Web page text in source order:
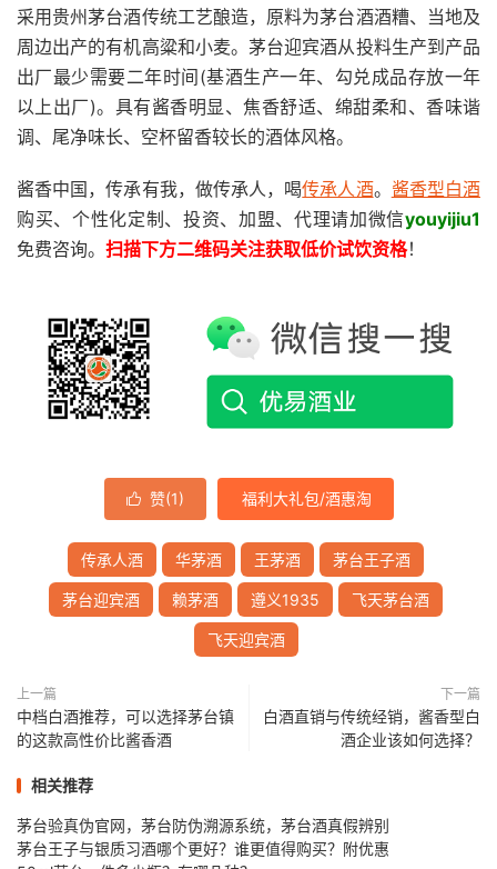
采用贵州茅台酒传统工艺酿造，原料为茅台酒酒糟、当地及
周边出产的有机高粱和小麦。茅台迎宾酒从投料生产到产品
出厂最少需要二年时间(基酒生产一年、勾兑成品存放一年
以上出厂)。具有酱香明显、焦香舒适、绵甜柔和、香味谐
调、尾净味长、空杯留香较长的酒体风格。
酱香中国，传承有我，做传承人，喝传承人酒。 酱香型白酒
购买、个性化定制、投资、加盟、代理请加微信youyijiu1
免费咨询。 扫描下方二维码关注获取低价试饮资格！
 赞(1) 福利大礼包/酒惠淘
传承人酒 华茅酒 王茅酒 茅台王子酒
茅台迎宾酒 赖茅酒 遵义1935 飞天茅台酒
飞天迎宾酒
上一篇
中档白酒推荐，可以选择茅台镇
的这款高性价比酱香酒
下一篇
白酒直销与传统经销，酱香型白
酒企业该如何选择？
相关推荐
茅台验真伪官网，茅台防伪溯源系统，茅台酒真假辨别
茅台王子与银质习酒哪个更好？谁更值得购买？附优惠